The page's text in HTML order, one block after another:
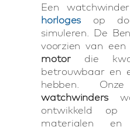
Een
horloges op
simuleren. De
voorzien van een
motordie
betrouwbaar en
hebben.
watchwinders
ontwikkeld op
materialen